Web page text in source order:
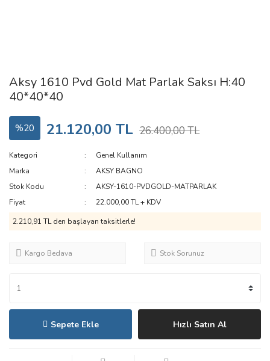
Aksy 1610 Pvd Gold Mat Parlak Saksı H:40
40*40*40
%20 21.120,00 TL 26.400,00 TL
Kategori
Genel Kullanım
Marka
AKSY BAGNO
Stok Kodu
AKSY-1610-PVDGOLD-MATPARLAK
Fiyat
22.000,00 TL + KDV
2.210,91 TL den başlayan taksitlerle!
Kargo Bedava Stok Sorunuz
Sepete Ekle Hızlı Satın Al